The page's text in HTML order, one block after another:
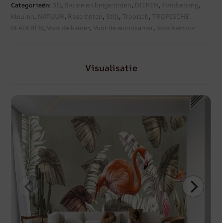
Categorieën: 3D , Bruine en beige tinten , DIEREN , Fotobehang,
Kleuren , NATUUR, Roze tinten , Stijl, Tropisch , TROPISCHE
BLADEREN , Voor de kamer, Voor de woonkamer, Voor kantoor
Visualisatie